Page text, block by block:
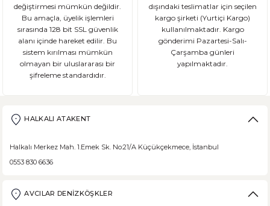
değiştirmesi mümkün değildir.
Bu amaçla, üyelik işlemleri
sırasında 128 bit SSL güvenlik
alanı içinde hareket edilir. Bu
sistem kırılması mümkün
olmayan bir uluslararası bir
şifreleme standardıdır.
dışındaki teslimatlar için seçilen
kargo şirketi (Yurtiçi Kargo)
kullanılmaktadır. Kargo
gönderimi Pazartesi-Salı-
Çarşamba günleri
yapılmaktadır.
HALKALI ATAKENT
Halkalı Merkez Mah. 1.Emek Sk. No:21/A Küçükçekmece, İstanbul
0553 830 6636
AVCILAR DENİZKÖŞKLER